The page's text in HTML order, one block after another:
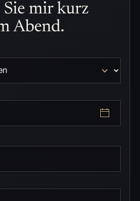
mir kurz
Abend.